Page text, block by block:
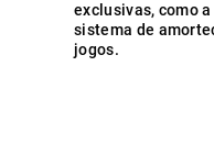
exclusivas, como
sistema de
jogos.